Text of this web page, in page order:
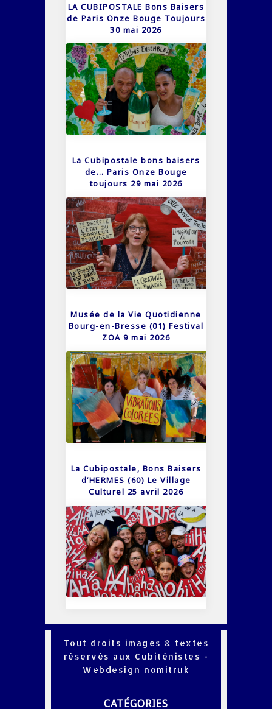
LA CUBIPOSTALE Bons Baisers
de Paris Onze Bouge Toujours
30 mai 2026
La Cubipostale bons baisers
de… Paris Onze Bouge
toujours 29 mai 2026
Musée de la Vie Quotidienne
Bourg-en-Bresse (01) Festival
ZOA 9 mai 2026
La Cubipostale, Bons Baisers
d’HERMES (60) Le Village
Culturel 25 avril 2026
Tout droits images & textes
réservés aux Cubiténistes -
Webdesign nomitruk
CATÉGORIES